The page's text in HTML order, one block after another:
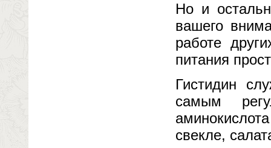
Но и
вашего
работе
питания
Гистидин
самым
свекле,